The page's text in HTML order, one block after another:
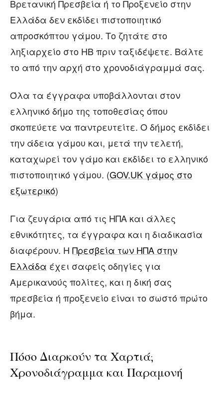
Βρετανική Πρεσβεία ή το Προξενείο στην
Ελλάδα δεν εκδίδει πιστοποιητικό
απροσκόπτου γάμου. Το ζητάτε στο
ληξιαρχείο στο ΗΒ πριν ταξιδέψετε. Βάλτε
το από την αρχή στο χρονοδιάγραμμά σας.
Όλα τα έγγραφα υποβάλλονται στον
ελληνικό δήμο της τοποθεσίας όπου
σκοπεύετε να παντρευτείτε. Ο δήμος εκδίδει
την άδεια γάμου και, μετά την τελετή,
καταχωρεί τον γάμο και εκδίδει το ελληνικό
πιστοποιητικό γάμου. (GOV.UK γάμος στο
εξωτερικό)
Για ζευγάρια από τις ΗΠΑ και άλλες
εθνικότητες, τα έγγραφα και η διαδικασία
διαφέρουν. Η Πρεσβεία των ΗΠΑ στην
Ελλάδα έχει σαφείς οδηγίες για
Αμερικανούς πολίτες, και η δική σας
πρεσβεία ή προξενείο είναι το σωστό πρώτο
βήμα.
Πόσο Διαρκούν τα Χαρτιά;
Χρονοδιάγραμμα και Παραμονή